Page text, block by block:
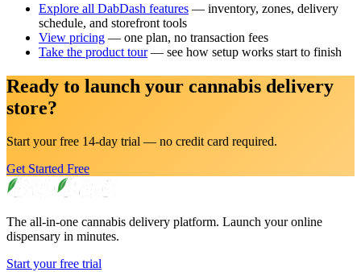
Explore all DabDash features — inventory, zones, delivery
schedule, and storefront tools
View pricing — one plan, no transaction fees
Take the product tour— see how setup works start to finish
Ready to launch your cannabis delivery
store?
Start your free 14-day trial — no credit card required.
Get Started Free
The all-in-one cannabis delivery platform. Launch your online
dispensary in minutes.
Start your free trial